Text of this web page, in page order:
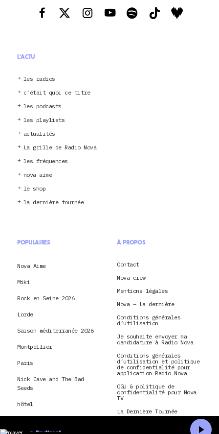
L'ACTU
les radios
c’était quoi ce titre
les podcasts
les playlists
actualités
La grille de Radio Nova
les fréquences
nova aime
le shop
la dernière tournée
POPULAIRES
Nova Aime
Miki
Rock en Seine 2026
Lorde
Saison méditerranée 2026
Montpellier
Paris
Nick Cave and The Bad
Seeds
hôtel
À PROPOS
Contact
Nova crew
Mentions légales
Nova – La dernière
Conditions générales
d’utilisation
Je souhaite envoyer ma
candidature à Radio Nova
Conditions générales
d’utilisation et politique
de confidentialité pour
application Radio Nova
CGU & politique de
confidentialité pour Nova
TV
La Dernière Tournée
En direct